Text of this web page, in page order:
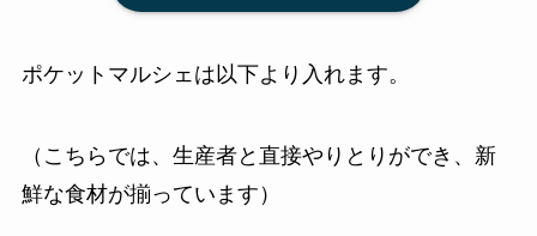
ポケットマルシェは以下より入れます。
（こちらでは、生産者と直接やりとりができ、新
鮮な食材が揃っています）